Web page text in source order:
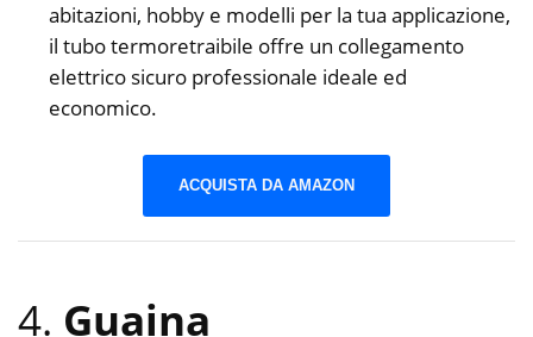
abitazioni, hobby e modelli per la tua applicazione,
il tubo termoretraibile offre un collegamento
elettrico sicuro professionale ideale ed
economico.
ACQUISTA DA AMAZON
4. Guaina